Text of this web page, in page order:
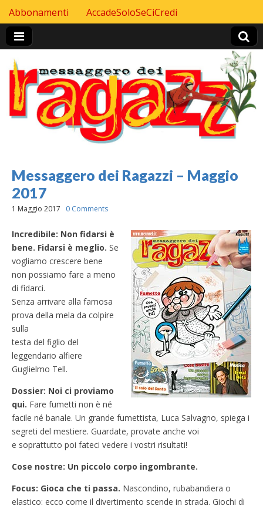
Header Top menu
Skip to content
Abbonamenti AccadeSoloSeCiCredi
Messaggero dei Ragazzi – Maggio
2017
1 Maggio 2017 0 Comments
Incredibile: Non fidarsi è
bene. Fidarsi è meglio. Se
vogliamo crescere bene
non possiamo fare a meno
di fidarci.
Senza arrivare alla famosa
prova della mela da colpire
sulla
testa del figlio del
leggendario alfiere
Guglielmo Tell.
Dossier: Noi ci proviamo
qui. Fare fumetti non è né
facile né banale. Un grande fumettista, Luca Salvagno, spiega i
segreti del mestiere. Guardate, provate anche voi
e soprattutto poi fateci vedere i vostri risultati!
Cose nostre: Un piccolo corpo ingombrante.
Focus: Gioca che ti passa. Nascondino, rubabandiera o
elastico: ecco come il divertimento scende in strada. Giochi di